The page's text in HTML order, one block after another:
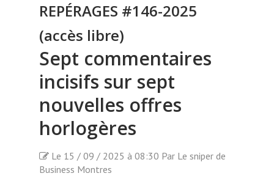
REPÉRAGES #146-2025
(accès libre)
Sept commentaires
incisifs sur sept
nouvelles offres
horlogères
Le 15 / 09 / 2025 à 08:30 Par Le sniper de
Business Montres